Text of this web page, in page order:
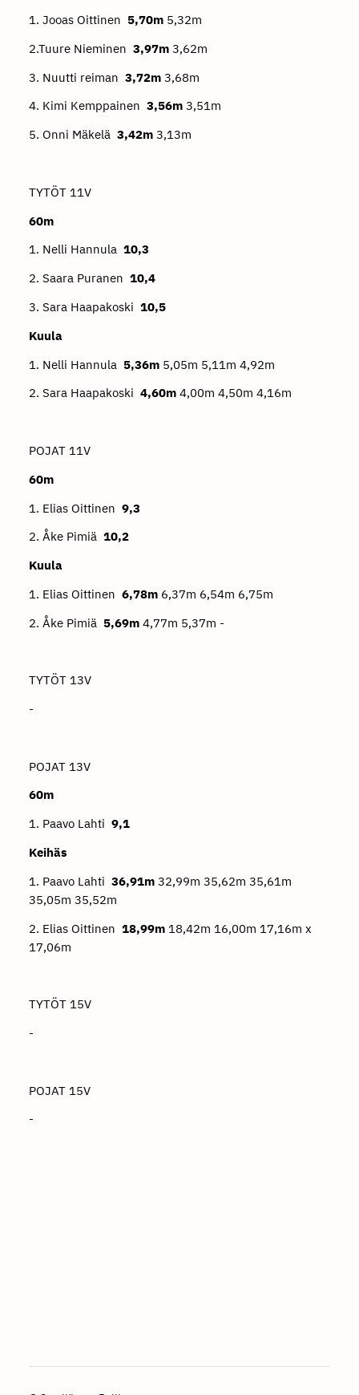
1. Jooas Oittinen 5,70m 5,32m
2.Tuure Nieminen 3,97m 3,62m
3. Nuutti reiman 3,72m 3,68m
4. Kimi Kemppainen 3,56m 3,51m
5. Onni Mäkelä 3,42m 3,13m
TYTÖT 11V
60m
1. Nelli Hannula 10,3
2. Saara Puranen 10,4
3. Sara Haapakoski 10,5
Kuula
1. Nelli Hannula 5,36m 5,05m 5,11m 4,92m
2. Sara Haapakoski 4,60m 4,00m 4,50m 4,16m
POJAT 11V
60m
1. Elias Oittinen 9,3
2. Åke Pimiä 10,2
Kuula
1. Elias Oittinen 6,78m 6,37m 6,54m 6,75m
2. Åke Pimiä 5,69m 4,77m 5,37m -
TYTÖT 13V
-
POJAT 13V
60m
1. Paavo Lahti 9,1
Keihäs
1. Paavo Lahti 36,91m 32,99m 35,62m 35,61m
35,05m 35,52m
2. Elias Oittinen 18,99m 18,42m 16,00m 17,16m x
17,06m
TYTÖT 15V
-
POJAT 15V
-